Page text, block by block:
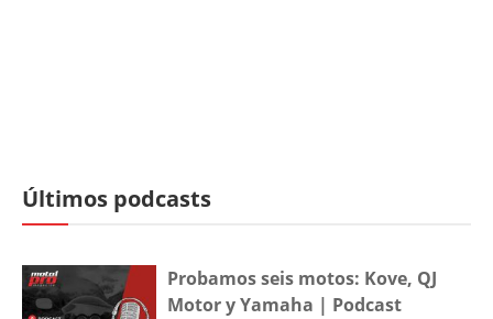
Últimos podcasts
Probamos seis motos: Kove, QJ
Motor y Yamaha | Podcast